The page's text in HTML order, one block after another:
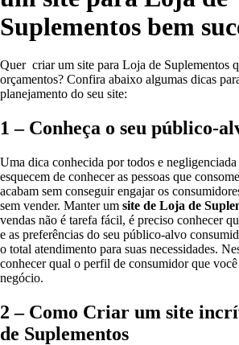
Suplementos bem
Quer criar um site para Loja de Suplementos
orçamentos? Confira abaixo algumas dicas
planejamento do seu site:
1 – Conheça o seu público-
Uma dica conhecida por todos e
esquecem de conhecer as pessoas que
acabam sem conseguir engajar os
sem vender. Manter um site de Loja de
vendas não é tarefa fácil, é preciso conhecer
e as preferências do seu público-alvo
o total atendimento para suas necessidades.
conhecer qual o perfil de consumidor que você
negócio.
2 – Como Criar um site
de Suplementos